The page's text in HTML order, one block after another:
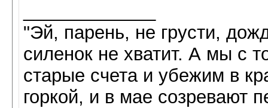
"Эй, парень, не грусти,
силенок не хватит. А мы с
старые счета и убежим в
горкой, и в мае созревают